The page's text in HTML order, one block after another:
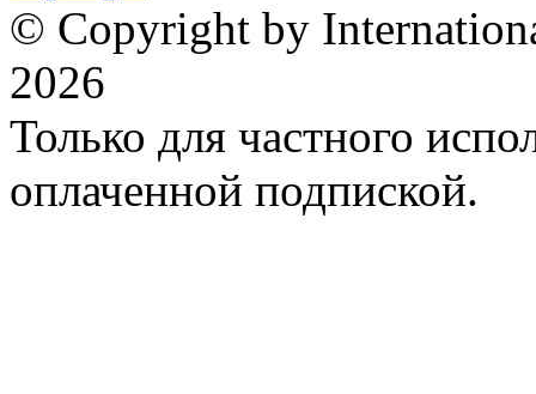
© Copyright by
2026
Только для частного
оплаченной подпиской.